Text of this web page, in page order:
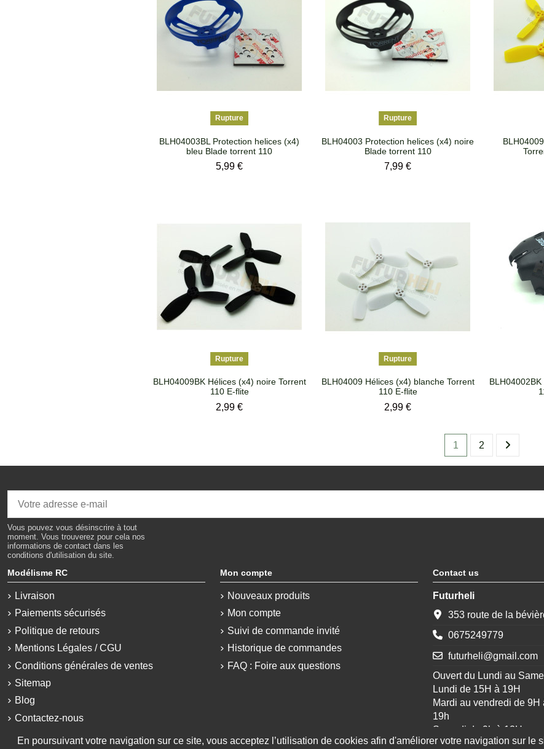
Rupture
BLH04003BL Protection helices (x4)
bleu Blade torrent 110
Prix
5,99 €
Rupture
BLH04003 Protection helices (x4) noire
Blade torrent 110
Prix
7,99 €
Rupture
BLH04009BK Hélices (x4) noire Torrent
110 E-flite
Prix
2,99 €
Rupture
BLH04009 Hélices (x4) blanche Torrent
110 E-flite
Prix
2,99 €
1 2
Vous pouvez vous désinscrire à tout
moment. Vous trouverez pour cela nos
informations de contact dans les
conditions d'utilisation du site.
Modélisme RC
Livraison
Paiements sécurisés
Politique de retours
Mentions Légales / CGU
Conditions générales de ventes
Sitemap
Blog
Contactez-nous
Mon compte
Nouveaux produits
Mon compte
Suivi de commande invité
Historique de commandes
FAQ : Foire aux questions
Contact us
Futurheli
353 route de la
0675249779
futurheli@gmail.com
Ouvert du Lundi au
Lundi de 15H à 19H
Mardi au vendredi de 9H
19h
Samedi de 9h à 12H
Le site quand a lui reste
En poursuivant votre navigation sur ce site, vous acceptez l’utilisation de cookies afin d'améliorer votre navigation sur le